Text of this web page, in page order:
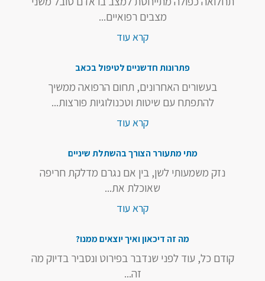
מצבים רפואיים...
קרא עוד
פתרונות חדשניים לטיפול בכאב
בעשורים האחרונים, תחום הרפואה ממשיך
להתפתח עם שיטות וטכנולוגיות פורצות...
קרא עוד
מתי מתעורר הצורך בהשתלת שיניים
נזק משמעותי לשן, בין אם נגרם מדלקת חריפה
שאוכלת את...
קרא עוד
מה זה דיכאון ואיך יוצאים ממנו?
קודם כל, עוד לפני שנדבר בפירוט ונסביר בדיוק מה
זה...